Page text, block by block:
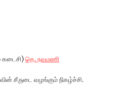
கடைசி)தெ. நவமணி
சீருடை வழங்கும் நிகழ்ச்சி.